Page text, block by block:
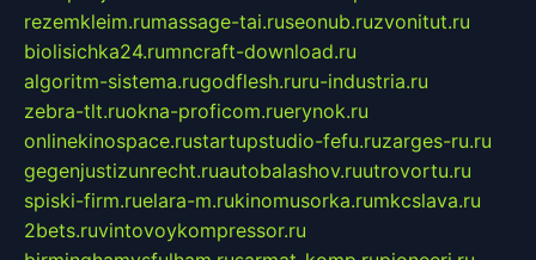
rezemkleim.rumassage-tai.ruseonub.ruzvonitut.ru
biolisichka24.rumncraft-download.ru
algoritm-sistema.rugodflesh.ruru-industria.ru
zebra-tlt.ruokna-proficom.ruerynok.ru
onlinekinospace.rustartupstudio-fefu.ruzarges-ru.ru
gegenjustizunrecht.ruautobalashov.ruutrovortu.ru
spiski-firm.ruelara-m.rukinomusorka.rumkcslava.ru
2bets.ruvintovoykompressor.ru